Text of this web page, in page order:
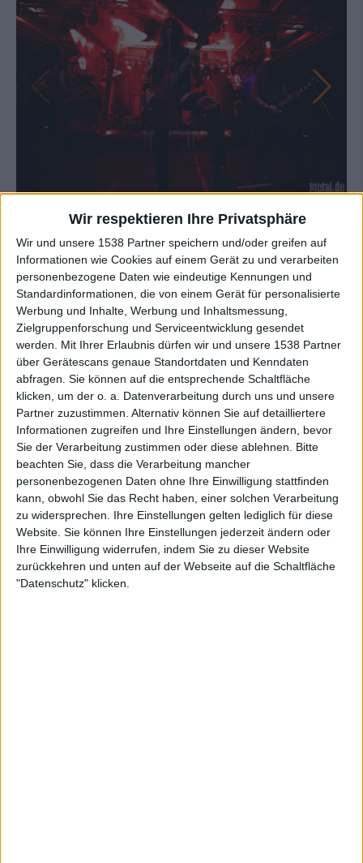
Wir respektieren Ihre Privatsphäre
Wir und unsere 1538 Partner speichern und/oder greifen auf
Informationen wie Cookies auf einem Gerät zu und verarbeiten
personenbezogene Daten wie eindeutige Kennungen und
Standardinformationen, die von einem Gerät für personalisierte
Werbung und Inhalte, Werbung und Inhaltsmessung,
Zielgruppenforschung und Serviceentwicklung gesendet
werden.
Mit Ihrer Erlaubnis dürfen wir und unsere 1538 Partner
über Gerätescans genaue Standortdaten und Kenndaten
abfragen. Sie können auf die entsprechende Schaltfläche
klicken, um der o. a. Datenverarbeitung durch uns und unsere
Partner zuzustimmen. Alternativ können Sie auf detailliertere
Informationen zugreifen und Ihre Einstellungen ändern, bevor
Sie der Verarbeitung zustimmen oder diese ablehnen.
Bitte
beachten Sie, dass die Verarbeitung mancher
personenbezogenen Daten ohne Ihre Einwilligung stattfinden
kann, obwohl Sie das Recht haben, einer solchen Verarbeitung
zu widersprechen. Ihre Einstellungen gelten lediglich für diese
Website. Sie können Ihre Einstellungen jederzeit ändern oder
Ihre Einwilligung widerrufen, indem Sie zu dieser Website
zurückkehren und unten auf der Webseite auf die Schaltfläche
"Datenschutz" klicken.
Galerie schließen Galerie in groß öffnen
Zur Startseite
Quelle:Eisenwald Tonschmiede
Herr Møller
Newsletter abonnieren